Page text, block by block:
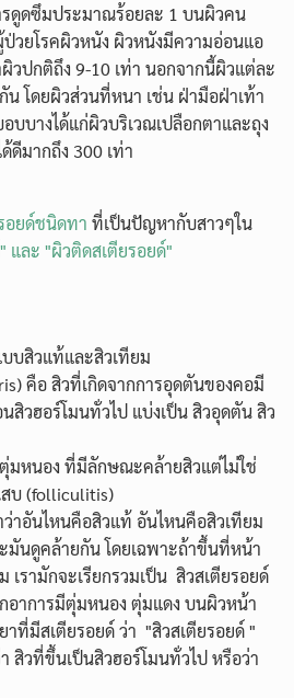
รดูดซึมประมาณร้อยละ 1 บนผิวคน
วยโรคผิวหนัง ผิวหนังมีความอ่อนแอ
วปกติถึง 9-10 เท่า นอกจากนี้ผิวแต่ละ
น โดยผิวส่วนที่หนา เช่น ฝ่ามือฝ่าเท้า
บบางได้แก่ผิวบริเวณเปลือกตาและถุง
มากถึง 300 เท่า
อยด์ชนิดทา ที่เป็นปัญหากับสาวๆใน
และ "ผิวติดสเตียรอยด์"
บสิวแท้และสิวเทียม
คือ สิวที่เกิดจากการอุดตันของคอมี
สิวฮอร์โมนทั่วไป แบ่งเป็น สิวอุดตัน สิว
มหนอง ที่มีลักษณะคล้ายสิวแต่ไม่ใช่
บ (folliculitis)
ว่าอันไหนคือสิวแท้ อันไหนคือสิวเทียม
มันดูคล้ายกัน โดยเฉพาะถ้าขึ้นที่หน้า
รามักจะเรียกรวมเป็น สิวสเตียรอยด์
อาการมีตุ่มหนอง ตุ่มแดง บนผิวหน้า
าที่มีสเตียรอยด์ ว่า "สิวสเตียรอยด์ "
สิวที่ขึ้นเป็นสิวฮอร์โมนทั่วไป หรือว่า